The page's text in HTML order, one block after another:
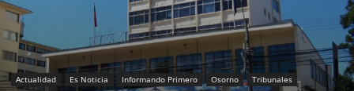
Actualidad Es Noticia Informando Primero Osorno Tribunales